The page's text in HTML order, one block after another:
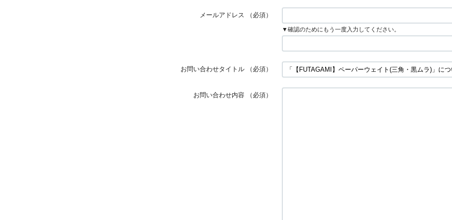
メールアドレス （必須）
▼確認のためにもう一度入力してください。
お問い合わせタイトル （必須）
お問い合わせ内容 （必須）